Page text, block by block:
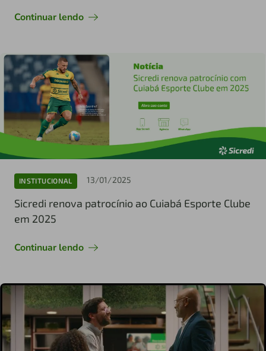
Continuar lendo
INSTITUCIONAL 13/01/2025
Sicredi renova patrocínio ao Cuiabá Esporte Clube
em 2025
Continuar lendo